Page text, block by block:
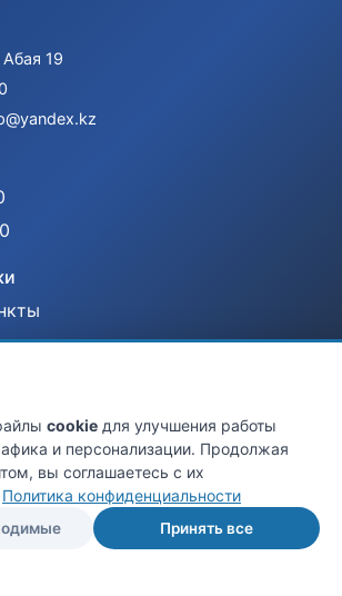
19
Мы в сети
cookie для улучшения работы
и персонализации. Продолжая
вы соглашаетесь с их
Политика конфиденциальности
Принять все